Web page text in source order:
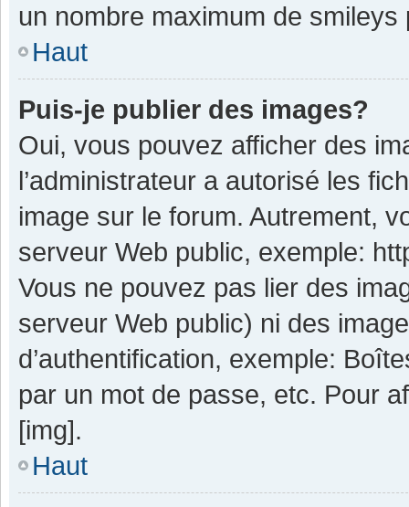
un nombre maximum de smileys
Haut
Puis-je publier des images?
Oui, vous pouvez afficher des
l’administrateur a autorisé les
image sur le forum. Autrement,
serveur Web public, exemple:
Vous ne pouvez pas lier des
serveur Web public) ni des
d’authentification, exemple:
par un mot de passe, etc. Pour
[img].
Haut